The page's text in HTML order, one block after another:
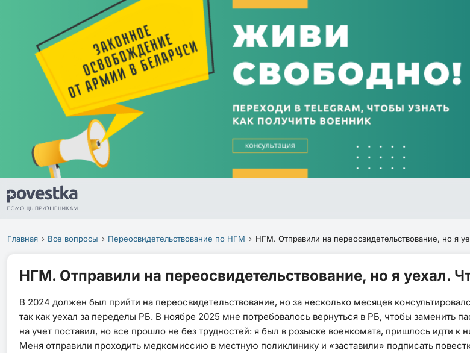
Главная Все вопросы Переосвидетельствование по НГМ НГМ. Отправили на переосвидетельствование, но я
НГМ. Отправили на переосвидетельствование, но я уехал.
В 2024 должен был прийти на переосвидетельствование, но за несколько месяцев
так как уехал за переделы РБ. В ноябре 2025 мне потребовалось вернуться в РБ, чтобы заменить
на учет поставил, но все прошло не без трудностей: я был в розыске военкомата, пришлось идти к
Меня отправили проходить медкомиссию в местную поликлинику и «заставили» подписать